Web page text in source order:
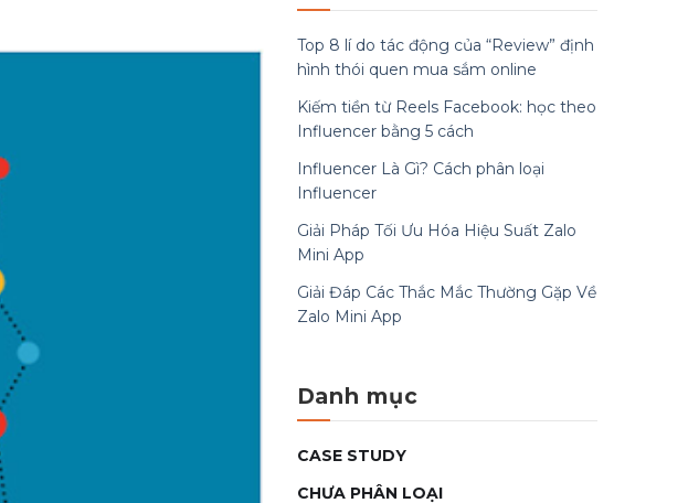
Top 8 lí do tác động của “Review” định
hình thói quen mua sắm online
Kiếm tiền từ Reels Facebook: học theo
Influencer bằng 5 cách
Influencer Là Gì? Cách phân loại
Influencer
Giải Pháp Tối Ưu Hóa Hiệu Suất Zalo
Mini App
Giải Đáp Các Thắc Mắc Thường Gặp Về
Zalo Mini App
Danh mục
CASE STUDY
CHƯA PHÂN LOẠI